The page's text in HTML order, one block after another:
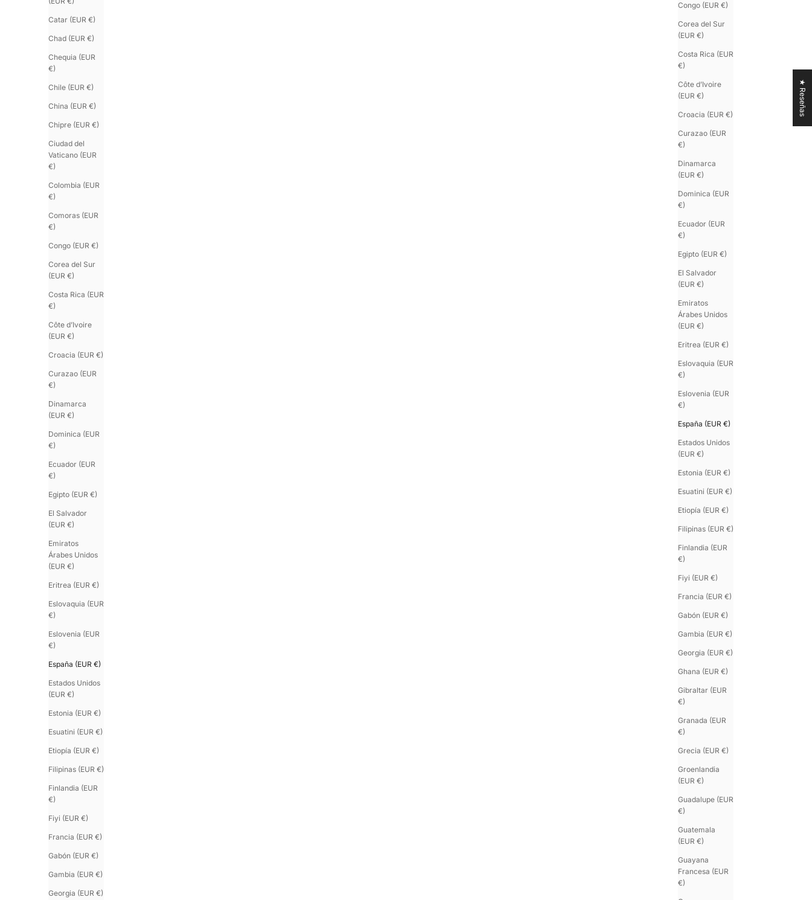
Congo (EUR €)
Corea del Sur
(EUR €)
Costa Rica (EUR
€)
Côte d’Ivoire
(EUR €)
Croacia (EUR €)
Curazao (EUR
€)
Dinamarca
(EUR €)
Dominica (EUR
€)
Ecuador (EUR
€)
Egipto (EUR €)
El Salvador
(EUR €)
Emiratos
Árabes Unidos
(EUR €)
Eritrea (EUR €)
Eslovaquia (EUR
€)
Eslovenia (EUR
€)
España (EUR €)
Estados Unidos
(EUR €)
Estonia (EUR €)
Esuatini (EUR €)
Etiopía (EUR €)
Filipinas (EUR €)
Finlandia (EUR
€)
Fiyi (EUR €)
Francia (EUR €)
Gabón (EUR €)
Gambia (EUR €)
Georgia (EUR €)
Ghana (EUR €)
Gibraltar (EUR
€)
Granada (EUR
€)
Grecia (EUR €)
Groenlandia
(EUR €)
Guadalupe (EUR
€)
Guatemala
(EUR €)
Guayana
Francesa (EUR
€)
Catar (EUR €)
Chad (EUR €)
Chequia (EUR
€)
Chile (EUR €)
China (EUR €)
Chipre (EUR €)
Ciudad del
Vaticano (EUR
€)
Colombia (EUR
€)
Comoras (EUR
€)
Congo (EUR €)
Corea del Sur
(EUR €)
Costa Rica (EUR
€)
Côte d’Ivoire
(EUR €)
Croacia (EUR €)
Curazao (EUR
€)
Dinamarca
(EUR €)
Dominica (EUR
€)
Ecuador (EUR
€)
Egipto (EUR €)
El Salvador
(EUR €)
Emiratos
Árabes Unidos
(EUR €)
Eritrea (EUR €)
Eslovaquia (EUR
€)
Eslovenia (EUR
€)
España (EUR €)
Estados Unidos
(EUR €)
Estonia (EUR €)
Esuatini (EUR €)
Etiopía (EUR €)
Filipinas (EUR €)
Finlandia (EUR
€)
Fiyi (EUR €)
Francia (EUR €)
Gabón (EUR €)
Gambia (EUR €)
Georgia (EUR €)
★ Reseñas